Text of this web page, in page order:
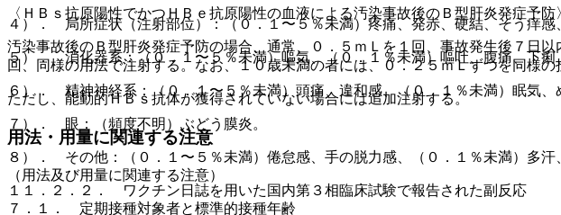
４）． 局所症状（注射部位）：（０．１〜５％未満）疼痛、発赤、硬結、そう痒感
５）． 消化器系：（０．１〜５％未満）嘔気、（０．１％未満）嘔吐、腹痛、下痢
６）． 精神神経系：（０．１〜５％未満）頭痛、違和感、（０．１％未満）眠気、
７）． 眼：（頻度不明）ぶどう膜炎。
８）． その他：（０．１〜５％未満）倦怠感、手の脱力感、（０．１％未満）多汗
１１．２．２． ワクチン日誌を用いた国内第３相臨床試験で報告された副反応
〈ＨＢｓ抗原陽性でかつＨＢｅ抗原陽性の血液による汚染事故後のＢ型肝炎発症予防
汚染事故後のＢ型肝炎発症予防の場合、通常、０．５ｍＬを１回、事故発生後７日
回、同様の用法で注射する。なお、１０歳未満の者には、０．２５ｍＬずつを同様の
ただし、能動的ＨＢｓ抗体が獲得されていない場合には追加注射する。
用法・用量に関連する注意
（用法及び用量に関連する注意）
７．１． 定期接種対象者と標準的接種年齢